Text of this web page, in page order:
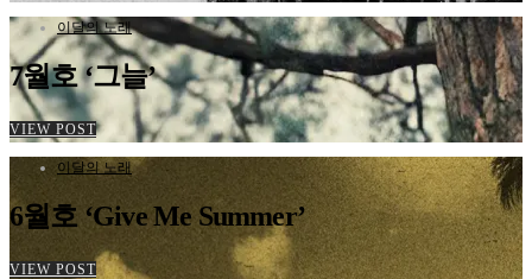
이달의 노래
7월호 ‘그늘’
VIEW POST
이달의 노래
6월호 ‘Give Me Summer’
VIEW POST